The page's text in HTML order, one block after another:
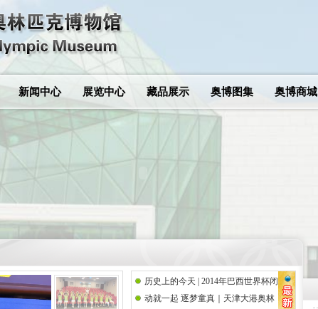
新闻中心 展览中心 藏品展示 奥博图集 奥博商城
历史上的今天 | 2014年巴西世界杯闭
幕式
动就一起 逐梦童真｜天津大港奥林